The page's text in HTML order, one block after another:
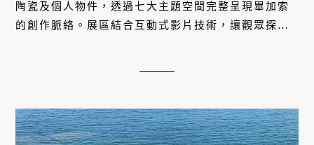
陶瓷及個人物件，透過七大主題空間完整呈現畢加索
的創作脈絡。展區結合互動式影片技術，讓觀眾探索